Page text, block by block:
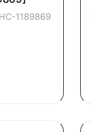
НС-1189869